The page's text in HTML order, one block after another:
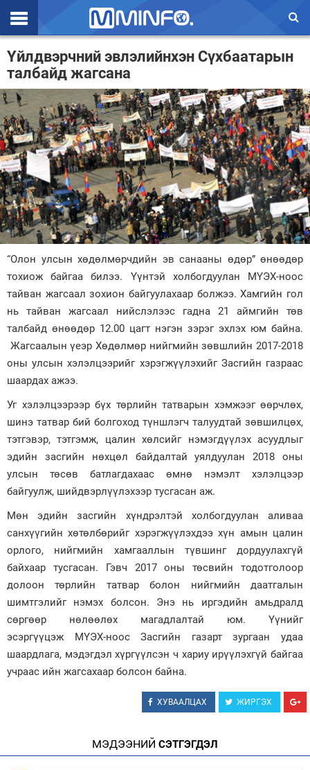
Эхлэл
Цаг агаар
Валют ханш
Улс төр
Эдийн засаг
Үзэл бодол
Спорт
Нийгэм
Дэлхий
Зурхай
Үйлдвэрчний эвлэлийнхэн Сүхбаатарын
талбайд жагсана
“Олон улсын хөдөлмөрчдийн эв санааны өдөр” өнөөдөр
тохиож байгаа билээ. Үүнтэй холбогдуулан МҮЭХ-ноос
тайван жагсаал зохион байгуулахаар болжээ. Хамгийн гол
нь тайван жагсаал нийслэлээс гадна 21 аймгийн төв
талбайд өнөөдөр 12.00 цагт нэгэн зэрэг эхлэх юм байна.
Жагсаалын үеэр Хөдөлмөр нийгмийн зөвшлийн 2017-2018
оны улсын хэлэлцээрийг хэрэгжүүлэхийг Засгийн газраас
шаардах ажээ.
Уг хэлэлцээрээр бүх төрлийн татварын хэмжээг өөрчлөх,
шинэ татвар бий болгоход түншлэгч талуудтай зөвшилцөх,
тэтгэвэр, тэтгэмж, цалин хөлсийг нэмэгдүүлэх асуудлыг
эдийн засгийн нөхцөл байдалтай уялдуулан 2018 оны
улсын төсөв батлагдахаас өмнө нэмэлт хэлэлцээр
байгуулж, шийдвэрлүүлэхээр тусгасан аж.
Мөн эдийн засгийн хүндрэлтэй холбогдуулан аливаа
санхүүгийн хөтөлбөрийг хэрэгжүүлэхдээ хүн амын цалин
орлого, нийгмийн хамгааллын түвшинг дордуулахгүй
байхаар тусгасан. Гэвч 2017 оны төсвийн тодотголоор
долоон төрлийн татвар болон нийгмийн даатгалын
шимтгэлийг нэмэх болсон. Энэ нь иргэдийн амьдралд
сөргөөр нөлөөлөх магадлалтай юм. Үүнийг
эсэргүүцэж МҮЭХ-ноос Засгийн газарт зургаан удаа
шаардлага, мэдэгдэл хүргүүлсэн ч хариу ирүүлэхгүй байгаа
учраас ийн жагсахаар болсон байна.
ХУВААЛЦАХ ЖИРГЭХ
МЭДЭЭНИЙ СЭТГЭГДЭЛ